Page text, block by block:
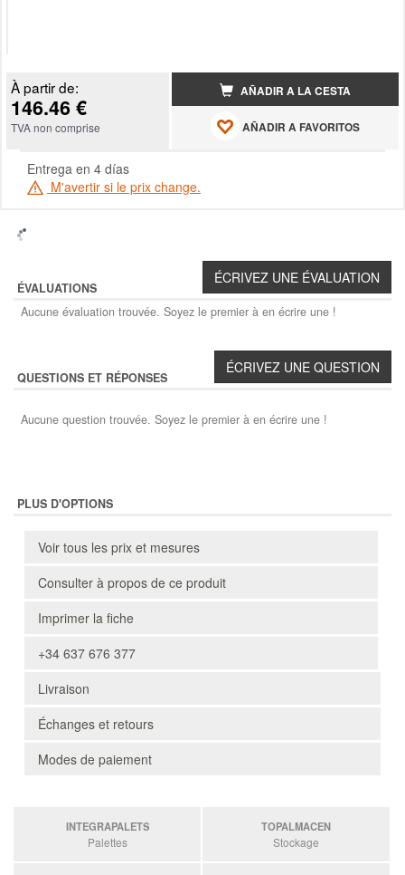
À partir de:
146.46 €
TVA non comprise
AÑADIR A LA CESTA
AÑADIR A FAVORITOS
Entrega en 4 días
M'avertir si le prix change.
ÉVALUATIONS
Aucune évaluation trouvée. Soyez le premier à en écrire une !
QUESTIONS ET RÉPONSES
Aucune question trouvée. Soyez le premier à en écrire une !
PLUS D'OPTIONS
Voir tous les prix et mesures
Consulter à propos de ce produit
Imprimer la fiche
+34 637 676 377
Livraison
Échanges et retours
Modes de paiement
INTEGRAPALETS
Palettes
TOPALMACEN
Stockage